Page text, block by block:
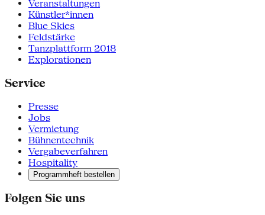
Veranstaltungen
Künstler*innen
Blue Skies
Feldstärke
Tanzplattform 2018
Explorationen
Service
Presse
Jobs
Vermietung
Bühnentechnik
Vergabeverfahren
Hospitality
Programmheft bestellen
Folgen Sie uns